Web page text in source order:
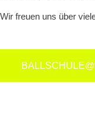
Wir freuen uns über